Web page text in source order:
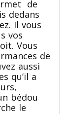
de
dedans
Il vous
vos
Vous
de
aussi
qu’il a
bédou
le